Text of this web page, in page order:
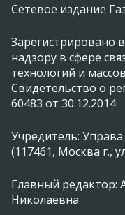
Сетевое издание
Зарегистрировано
надзору в сфере
технологий и
Свидетельство о
60483 от 30.12.2014
Учредитель:
(117461, Москва г.,
Главный редактор:
Николаевна